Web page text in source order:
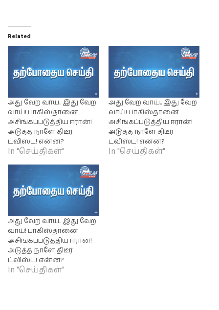
Related
அது வேற வாய்.. இது வேற
வாய்! பாகிஸ்தானை
அசிங்கப்படுத்திய ஈரான்!
அடுத்த நாளே திடீர்
ட்விஸ்ட்! என்ன?
In "செய்திகள்"
அது வேற வாய்.. இது வேற
வாய்! பாகிஸ்தானை
அசிங்கப்படுத்திய ஈரான்!
அடுத்த நாளே திடீர்
ட்விஸ்ட்! என்ன?
In "செய்திகள்"
அது வேற வாய்.. இது வேற
வாய்! பாகிஸ்தானை
அசிங்கப்படுத்திய ஈரான்!
அடுத்த நாளே திடீர்
ட்விஸ்ட்! என்ன?
In "செய்திகள்"